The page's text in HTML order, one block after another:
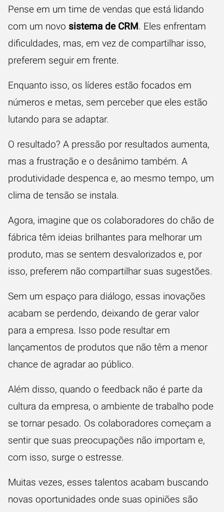
Pense em um time de vendas que está lidando
com um novo sistema de CRM. Eles enfrentam
dificuldades, mas, em vez de compartilhar isso,
preferem seguir em frente.
Enquanto isso, os líderes estão focados em
números e metas, sem perceber que eles estão
lutando para se adaptar.
O resultado? A pressão por resultados aumenta,
mas a frustração e o desânimo também. A
produtividade despenca e, ao mesmo tempo, um
clima de tensão se instala.
Agora, imagine que os colaboradores do chão de
fábrica têm ideias brilhantes para melhorar um
produto, mas se sentem desvalorizados e, por
isso, preferem não compartilhar suas sugestões.
Sem um espaço para diálogo, essas inovações
acabam se perdendo, deixando de gerar valor
para a empresa. Isso pode resultar em
lançamentos de produtos que não têm a menor
chance de agradar ao público.
Além disso, quando o feedback não é parte da
cultura da empresa, o ambiente de trabalho pode
se tornar pesado. Os colaboradores começam a
sentir que suas preocupações não importam e,
com isso, surge o estresse.
Muitas vezes, esses talentos acabam buscando
novas oportunidades onde suas opiniões são